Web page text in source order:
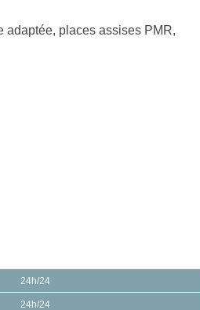
adaptée, places assises PMR,
24h/24
24h/24